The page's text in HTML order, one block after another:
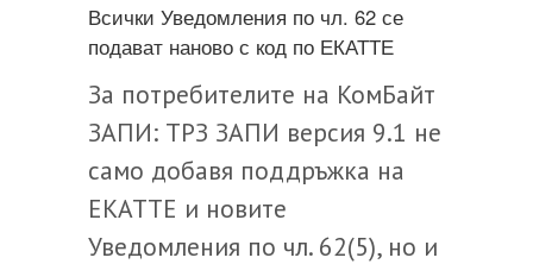
Всички Уведомления по чл. 62 се
подават наново с код по ЕКАТТЕ
За потребителите на КомБайт
ЗАПИ: ТРЗ ЗАПИ версия 9.1 не
само добавя поддръжка на
ЕКАТТЕ и новите
Уведомления по чл. 62(5), но и